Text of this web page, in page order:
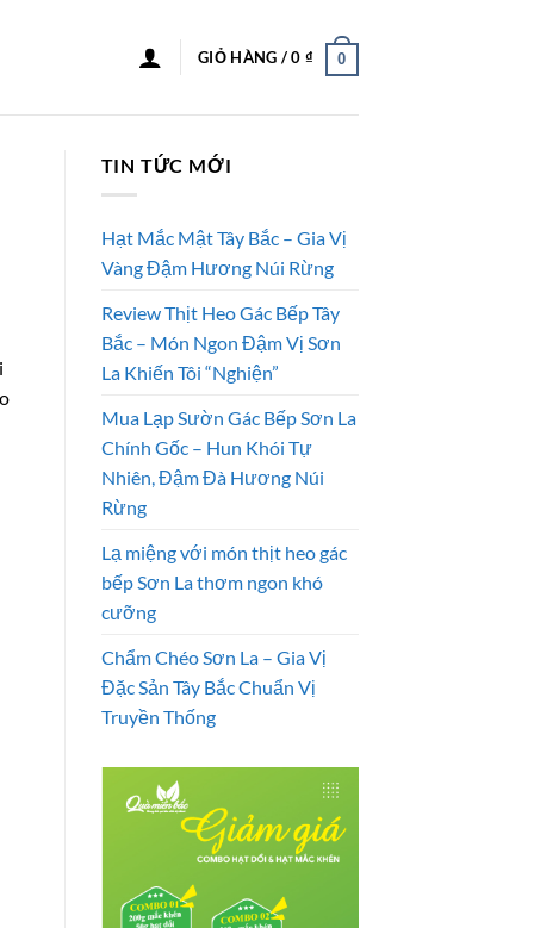
GIỎ HÀNG /0 ₫ 0
TIN TỨC MỚI
Hạt Mắc Mật Tây Bắc – Gia Vị
Vàng Đậm Hương Núi Rừng
Review Thịt Heo Gác Bếp Tây
Bắc – Món Ngon Đậm Vị Sơn
La Khiến Tôi “Nghiện”
Mua Lạp Sườn Gác Bếp Sơn La
Chính Gốc – Hun Khói Tự
Nhiên, Đậm Đà Hương Núi
Rừng
Lạ miệng với món thịt heo gác
bếp Sơn La thơm ngon khó
cưỡng
Chẩm Chéo Sơn La – Gia Vị
Đặc Sản Tây Bắc Chuẩn Vị
Truyền Thống